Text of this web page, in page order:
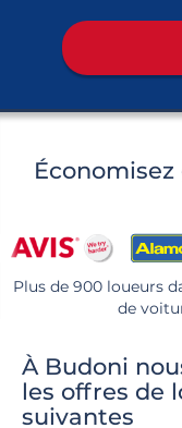
Plus de 900 loueurs
de
À Budoni
les offres de
suivantes